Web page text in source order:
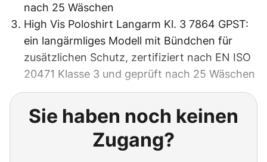
nach 25 Wäschen
High Vis Poloshirt Langarm Kl. 3 7864 GPST:
ein langärmliges Modell mit Bündchen für
zusätzlichen Schutz, zertifiziert nach EN ISO
20471 Klasse 3 und geprüft nach 25 Wäschen
Sie haben noch keinen
Zugang?